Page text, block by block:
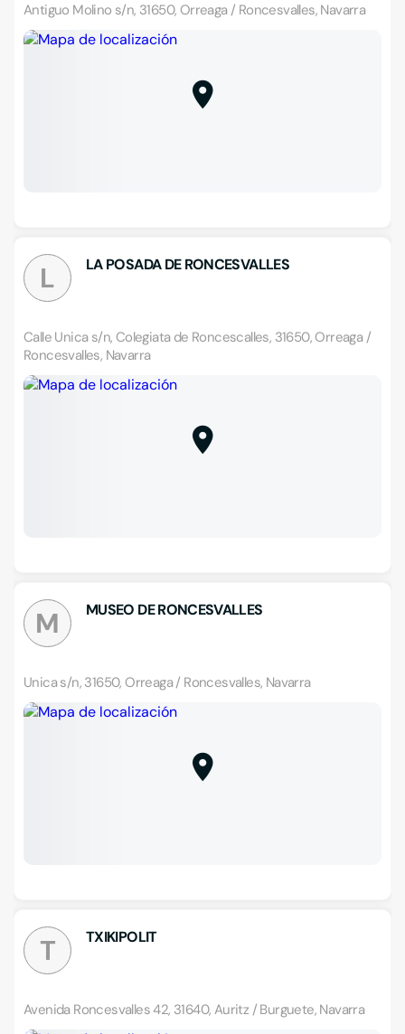
Antiguo Molino s/n, 31650, Orreaga / Roncesvalles, Navarra
L LA POSADA DE RONCESVALLES
Calle Unica s/n, Colegiata de Roncescalles, 31650, Orreaga /
Roncesvalles, Navarra
M MUSEO DE RONCESVALLES
Unica s/n, 31650, Orreaga / Roncesvalles, Navarra
T TXIKIPOLIT
Avenida Roncesvalles 42, 31640, Auritz / Burguete, Navarra